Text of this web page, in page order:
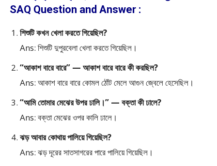
SAQ Question and Answer :
শিশুটি কখন খেলা করতে গিয়েছিল?
Ans: শিশুটি দুপুরবেলা খেলা করতে গিয়েছিল।
“আকাশ বারে বারে” — আকাশ বারে বারে কী করছিল?
Ans: আকাশ বারে বারে কোমল ঠোঁট মেলে আগুন জ্বেলে হেসেছিল।
“আমি তোমার মেঝের উপর ঢালি।” — বক্তা কী ঢালে?
Ans: বক্তা মেঝের ওপর কালি ঢালে।
ঝড় আবার কোথায় পালিয়ে গিয়েছিল?
Ans: ঝড় দূরের সাতসাগরের পারে পালিয়ে গিয়েছিল।